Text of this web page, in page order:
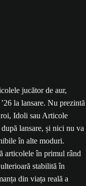
jucător de aur,
la lansare. Nu prezintă
Idoli sau Articole
lansare, și nici nu va
în alte moduri.
articolele în primul rând
stabilită în
din viața reală a